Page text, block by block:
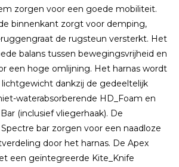
zorgen voor een goede mobiliteit.
binnenkant zorgt voor demping,
de rugsteun versterkt. Het
balans tussen bewegingsvrijheid en
een hoge omlijning. Het harnas wordt
dankzij de gedeeltelijk
waterabsorberende HD_Foam en
(inclusief vliegerhaak). De
Spectre bar zorgen voor een naadloze
door het harnas. De Apex
een geïntegreerde Kite_Knife